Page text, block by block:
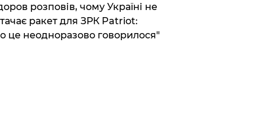
розповів, чому Україні не
ракет для ЗРК Patriot:
це неодноразово говорилося"